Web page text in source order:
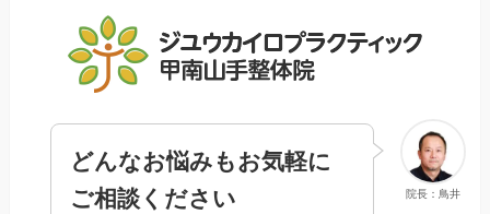
院長：鳥井
どんなお悩みもお気軽に
ご相談ください